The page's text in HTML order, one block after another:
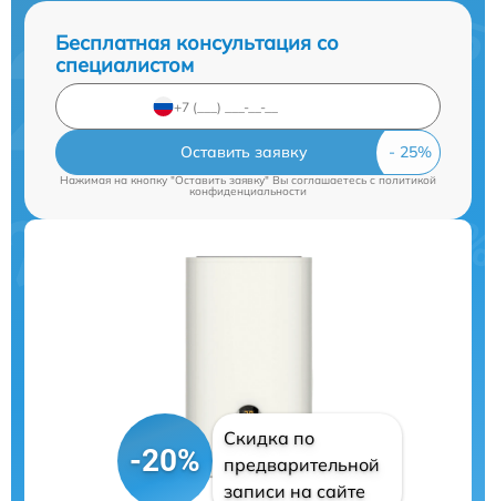
Бесплатная консультация со
специалистом
Оставить заявку
Нажимая на кнопку "Оставить заявку" Вы соглашаетесь cполитикой
конфиденциальности
-20%
Скидка по
предварительной
записи на сайте